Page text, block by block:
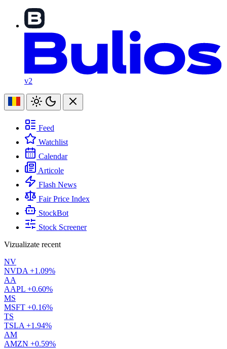
v2
Feed
Watchlist
Calendar
Articole
Flash News
Fair Price Index
StockBot
Stock Screener
Vizualizate recent
NV
NVDA +1.09%
AA
AAPL +0.60%
MS
MSFT +0.16%
TS
TSLA +1.94%
AM
AMZN +0.59%